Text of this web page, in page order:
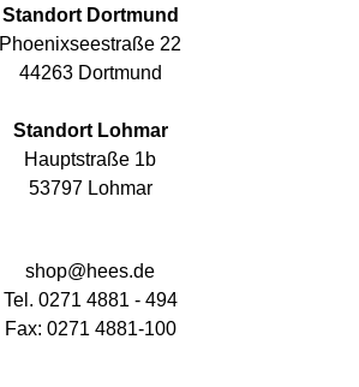
Standort Dortmund
Phoenixseestraße 22
44263 Dortmund
Standort Lohmar
Hauptstraße 1b
53797 Lohmar
shop@hees.de
Tel. 0271 4881 - 494
Fax: 0271 4881-100